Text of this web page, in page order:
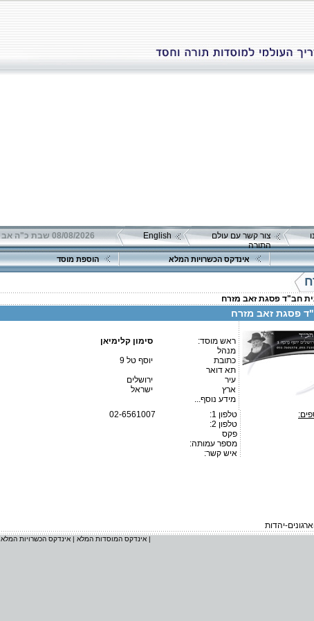
צור קשר עם עולם
התורה
English 08/08/2026 שבת כ"ה אב תשפ"ו
אינדקס הכשרויות המלא הוספת מוסד
חב"ד פסגת זאב מזרח
פסגת זאב מזרח
ראש מוסד:
סימון קלימיאן
מנהל
כתובת
יוסף טל 9
תא דואר
עיר
ירושלים
ארץ
ישראל
מידע נוסף...
טלפון 1:
טלפון 2:
פקס
מספר עמותה:
איש קשר:
02-6561007
יהדות
אינדקס המוסדות המלא | אינדקס הכשרויות המלא |